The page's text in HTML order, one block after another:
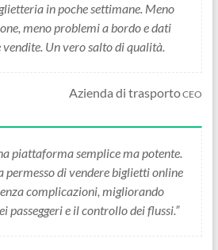
in poche settimane. Meno
meno problemi a bordo e dati
Un vero salto di qualità.
Azienda di trasportoCEO
piattaforma semplice ma potente.
permesso di vendere biglietti online
complicazioni, migliorando
passeggeri e il controllo dei flussi.”